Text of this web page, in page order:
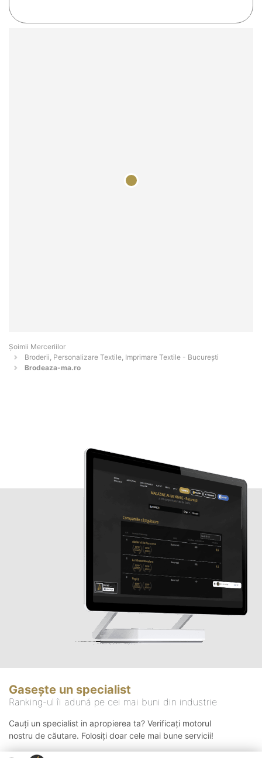
Șoimii Merceriilor
Broderii, Personalizare Textile, Imprimare Textile - Bucureşti
Brodeaza-ma.ro
Gasește un specialist
Ranking-ul îi adună pe cei mai buni din industrie
Cauți un specialist in apropierea ta? Verificați motorul
nostru de căutare. Folosiți doar cele mai bune servicii!